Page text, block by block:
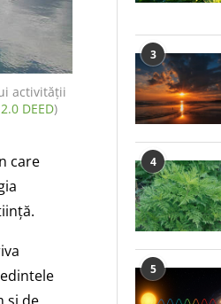
activității
DEED)
care
3
4
5